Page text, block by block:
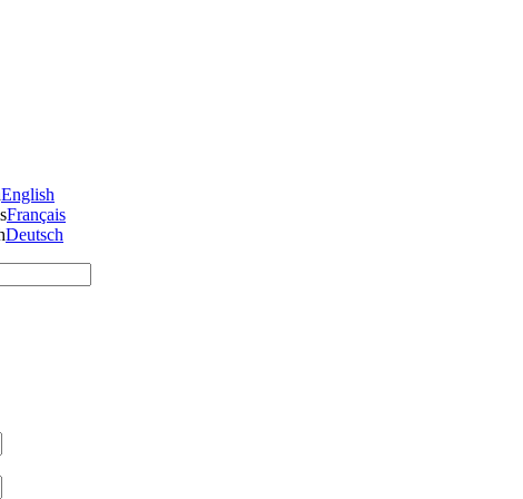
English
Français
Deutsch